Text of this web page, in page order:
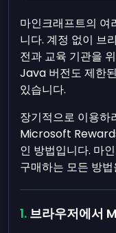
마인크래프트의 여
니다. 계정 없이 브
전과 교육 기관을
Java 버전도 제한
있습니다.
장기적으로 이용하
Microsoft
인 방법입니다. 마
구매하는 모든 방
브라우저에서